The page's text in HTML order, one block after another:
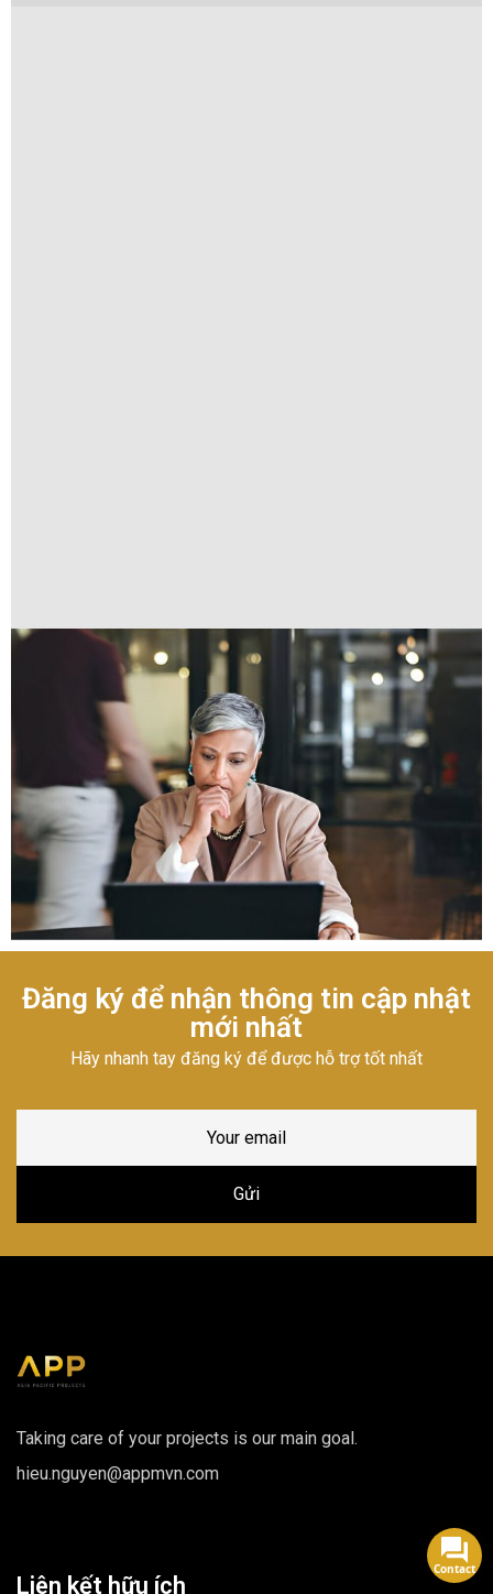
Đăng ký để nhận thông tin cập nhật
mới nhất
Hãy nhanh tay đăng ký để được hỗ trợ tốt nhất
Taking care of your projects is our main goal.
hieu.nguyen@appmvn.com
Liên kết hữu ích
Contact